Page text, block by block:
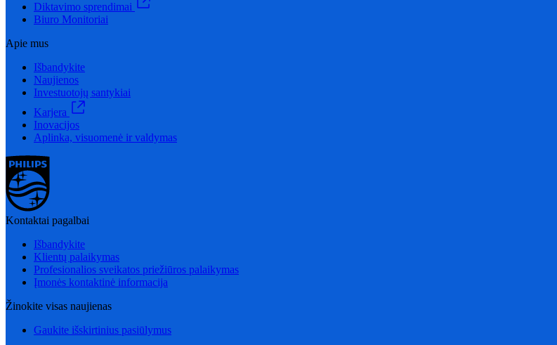
Diktavimo sprendimai
Biuro Monitoriai
Apie mus
Išbandykite
Naujienos
Investuotojų santykiai
Karjera
Inovacijos
Aplinka, visuomenė ir valdymas
Kontaktai pagalbai
Išbandykite
Klientų palaikymas
Profesionalios sveikatos priežiūros palaikymas
Įmonės kontaktinė informacija
Žinokite visas naujienas
Gaukite išskirtinius pasiūlymus